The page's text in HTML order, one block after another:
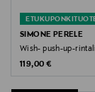
SIMONE PERELE
Wish- push-up-
Original Price
119,00 €